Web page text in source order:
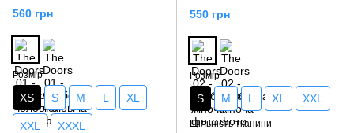
560 грн
Розмір
XS S M L XL
XXL XXXL
550 грн
Розмір
S M L XL XXL
Щільність тканини